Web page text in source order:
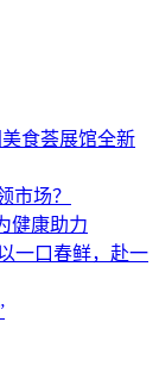
食荟展馆全新
市场？
健康助力
一口春鲜，赴一